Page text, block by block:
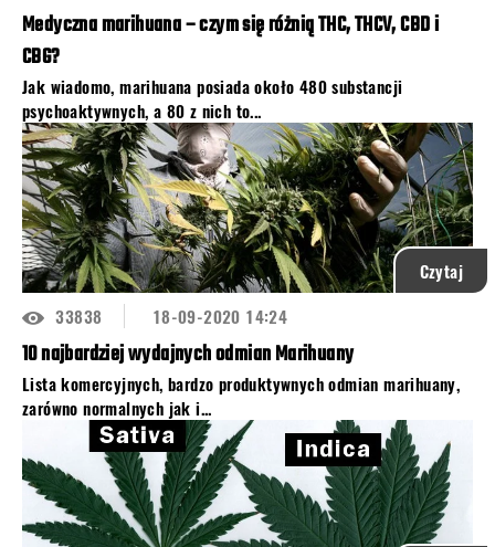
Medyczna marihuana – czym się różnią THC, THCV, CBD i
CBG?
Jak wiadomo, marihuana posiada około 480 substancji
psychoaktywnych, a 80 z nich to...
Czytaj
33838
18-09-2020 14:24
10 najbardziej wydajnych odmian Marihuany
Lista komercyjnych, bardzo produktywnych odmian marihuany,
zarówno normalnych jak i...